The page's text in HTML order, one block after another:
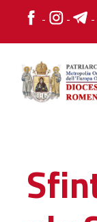
STORIA